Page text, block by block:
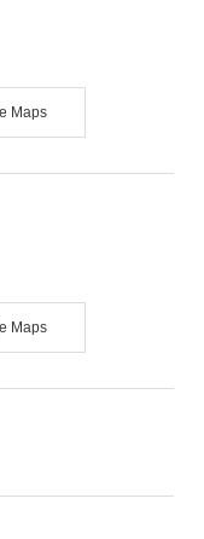
Maps
Maps